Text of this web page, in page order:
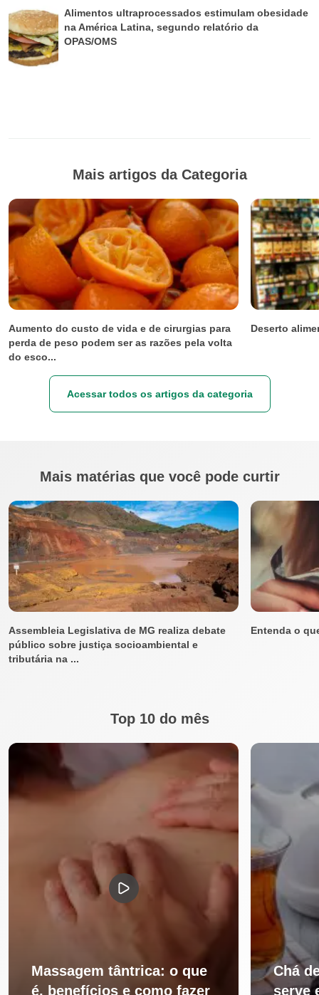
Alimentos ultraprocessados estimulam obesidade
na América Latina, segundo relatório da
OPAS/OMS
Mais artigos da Categoria
Aumento do custo de vida e de cirurgias para
perda de peso podem ser as razões pela volta
do esco...
Deserto
Acessar todos os artigos da categoria
Mais matérias que você pode curtir
Assembleia Legislativa de MG realiza debate
público sobre justiça socioambiental e
tributária na ...
Entenda o
Top 10 do mês
Massagem tântrica: o que
é, benefícios e como fazer
Chá
serve